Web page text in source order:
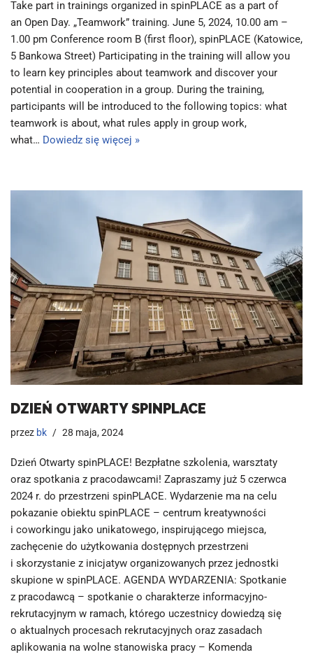
Take part in trainings organized in spinPLACE as a part of
an Open Day. „Teamwork” training. June 5, 2024, 10.00 am –
1.00 pm Conference room B (first floor), spinPLACE (Katowice,
5 Bankowa Street) Participating in the training will allow you
to learn key principles about teamwork and discover your
potential in cooperation in a group. During the training,
participants will be introduced to the following topics: what
teamwork is about, what rules apply in group work,
what… Dowiedz się więcej »
DZIEŃ OTWARTY SPINPLACE
przez bk 28 maja, 2024
Dzień Otwarty spinPLACE! Bezpłatne szkolenia, warsztaty
oraz spotkania z pracodawcami! Zapraszamy już 5 czerwca
2024 r. do przestrzeni spinPLACE. Wydarzenie ma na celu
pokazanie obiektu spinPLACE – centrum kreatywności
i coworkingu jako unikatowego, inspirującego miejsca,
zachęcenie do użytkowania dostępnych przestrzeni
i skorzystanie z inicjatyw organizowanych przez jednostki
skupione w spinPLACE. AGENDA WYDARZENIA: Spotkanie
z pracodawcą – spotkanie o charakterze informacyjno-
rekrutacyjnym w ramach, którego uczestnicy dowiedzą się
o aktualnych procesach rekrutacyjnych oraz zasadach
aplikowania na wolne stanowiska pracy – Komenda